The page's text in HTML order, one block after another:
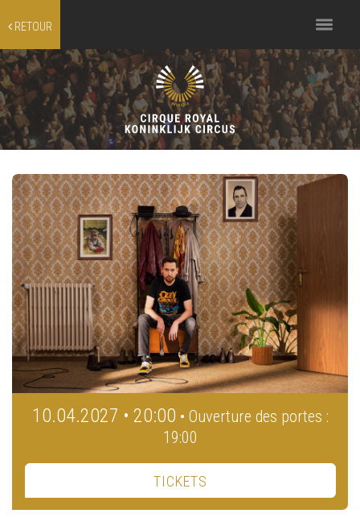
RETOUR
Toggle
navigation
10.04.2027 • 20:00 • Ouverture des portes :
19:00
TICKETS